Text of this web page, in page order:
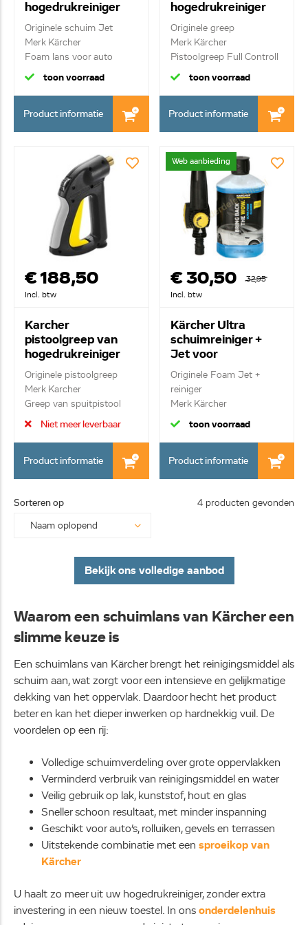
hogedrukreiniger
FJ6 2.643-147.0
Originele schuim Jet
Merk Kärcher
Foam lans voor auto
toon voorraad
Product informatie
hogedrukreiniger
2.643-823.0
Originele greep
Merk Kärcher
Pistoolgreep Full Controll
m...
toon voorraad
Product informatie
€ 188,50
Incl. btw
Karcher
pistoolgreep van
hogedrukreiniger
4.775-363.0
Originele pistoolgreep
Merk Karcher
Greep van spuitpistool
Niet meer leverbaar
Product informatie
Web aanbieding
€ 30,50
32,95
Incl. btw
Kärcher Ultra
schuimreiniger +
Jet voor
hogedrukreiniger
FJ10C 2.643-143.0
Originele Foam Jet +
reiniger
Merk Kärcher
Foam Jet Conne...
toon voorraad
Product informatie
Sorteren op 4 producten gevonden
Bekijk ons volledige aanbod
Waarom een schuimlans van Kärcher een
slimme keuze is
Een schuimlans van Kärcher brengt het reinigingsmiddel als
schuim aan, wat zorgt voor een intensieve en gelijkmatige
dekking van het oppervlak. Daardoor hecht het product
beter en kan het dieper inwerken op hardnekkig vuil. De
voordelen op een rij:
Volledige schuimverdeling over grote oppervlakken
Verminderd verbruik van reinigingsmiddel en water
Veilig gebruik op lak, kunststof, hout en glas
Sneller schoon resultaat, met minder inspanning
Geschikt voor auto’s, rolluiken, gevels en terrassen
Uitstekende combinatie met een sproeikop van
Kärcher
U haalt zo meer uit uw hogedrukreiniger, zonder extra
investering in een nieuw toestel. In ons onderdelenhuis